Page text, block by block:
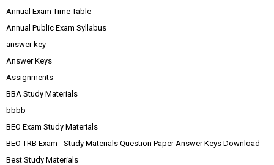
Annual Exam Time Table
Annual Public Exam Syllabus
answer key
Answer Keys
Assignments
BBA Study Materials
bbbb
BEO Exam Study Materials
BEO TRB Exam - Study Materials Question Paper Answer Keys Download
Best Study Materials